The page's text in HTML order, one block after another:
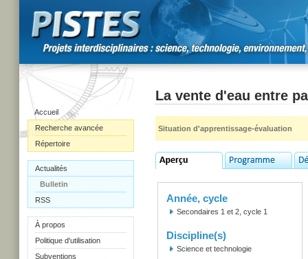
Accueil
Recherche avancée
Répertoire
Actualités
Bulletin
RSS
À propos
Politique d'utilisation
Subventions
La vente d'eau entre
Situation d'apprentissage-évaluation
Année, cycle
Secondaires 1 et 2, cycle 1
Discipline(s)
Science et technologie